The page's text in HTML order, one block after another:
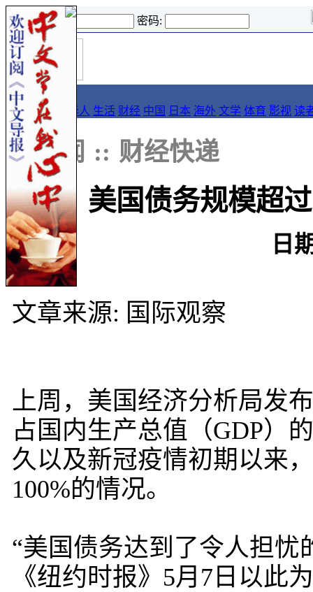
登录名: 密码:
首
页
导报
要闻 论坛 华人 生活 财经 中国 日本 海外 文学 体育 影视 读
:: 新闻 :: 财经快递
美国债务规模超
日
文章来源: 国际观察
上周，美国经济分析局发
占国内生产总值（GDP）
久以及新冠疫情初期以来
100%的情况。
“美国债务达到了令人担忧
《纽约时报》5月7日以此